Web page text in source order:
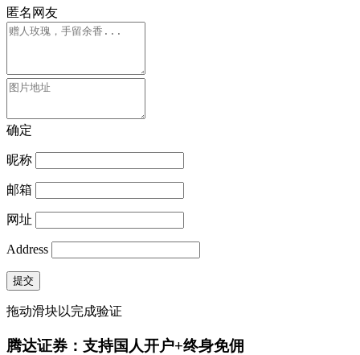
匿名网友
确定
昵称
邮箱
网址
Address
提交
拖动滑块以完成验证
腾达证券：支持国人开户+终身免佣